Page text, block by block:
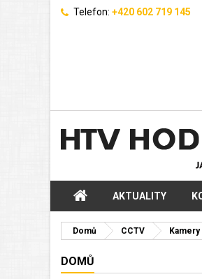
Telefon: +420 602 719 145
AKTUALITY
Domů CCTV
DOMŮ